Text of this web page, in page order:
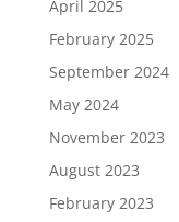
April 2025
February 2025
September 2024
May 2024
November 2023
August 2023
February 2023